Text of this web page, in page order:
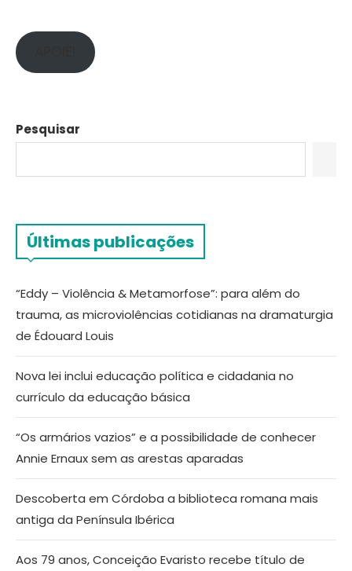
Pesquisar
Últimas publicações
“Eddy – Violência & Metamorfose”: para além do
trauma, as microviolências cotidianas na dramaturgia
de Édouard Louis
Nova lei inclui educação política e cidadania no
currículo da educação básica
“Os armários vazios” e a possibilidade de conhecer
Annie Ernaux sem as arestas aparadas
Descoberta em Córdoba a biblioteca romana mais
antiga da Península Ibérica
Aos 79 anos, Conceição Evaristo recebe título de